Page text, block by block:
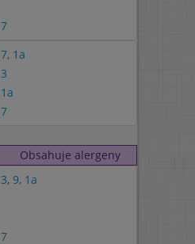
7
7, 1a
3
1a
7
Obsahuje alergeny
3, 9, 1a
7